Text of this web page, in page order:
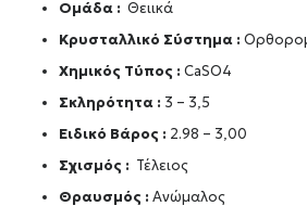
Ομάδα : Θειικά
Κρυσταλλικό Σύστημα :
Χημικός Τύπος :CaSO4
Σκληρότητα : 3 – 3,5
Ειδικό Βάρος : 2.98 – 3,00
Σχισμός : Τέλειος
Θραυσμός : Ανώμαλος